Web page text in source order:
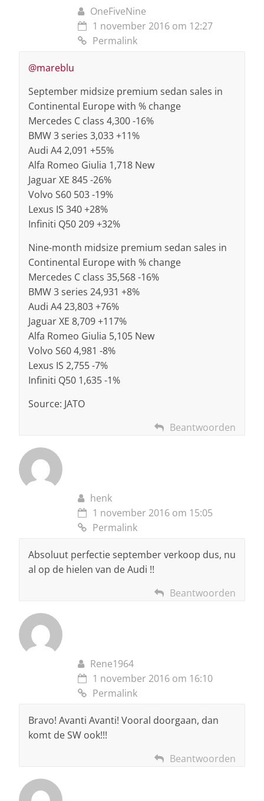
OneFiveNine
1 november 2016 om 12:27
Permalink
@mareblu
September midsize premium sedan sales in
Continental Europe with % change
Mercedes C class 4,300 -16%
BMW 3 series 3,033 +11%
Audi A4 2,091 +55%
Alfa Romeo Giulia 1,718 New
Jaguar XE 845 -26%
Volvo S60 503 -19%
Lexus IS 340 +28%
Infiniti Q50 209 +32%
Nine-month midsize premium sedan sales in
Continental Europe with % change
Mercedes C class 35,568 -16%
BMW 3 series 24,931 +8%
Audi A4 23,803 +76%
Jaguar XE 8,709 +117%
Alfa Romeo Giulia 5,105 New
Volvo S60 4,981 -8%
Lexus IS 2,755 -7%
Infiniti Q50 1,635 -1%
Source: JATO
Beantwoorden
henk
1 november 2016 om 15:05
Permalink
Absoluut perfectie september verkoop dus, nu
al op de hielen van de Audi !!
Beantwoorden
Rene1964
1 november 2016 om 16:10
Permalink
Bravo! Avanti Avanti! Vooral doorgaan, dan
komt de SW ook!!!
Beantwoorden